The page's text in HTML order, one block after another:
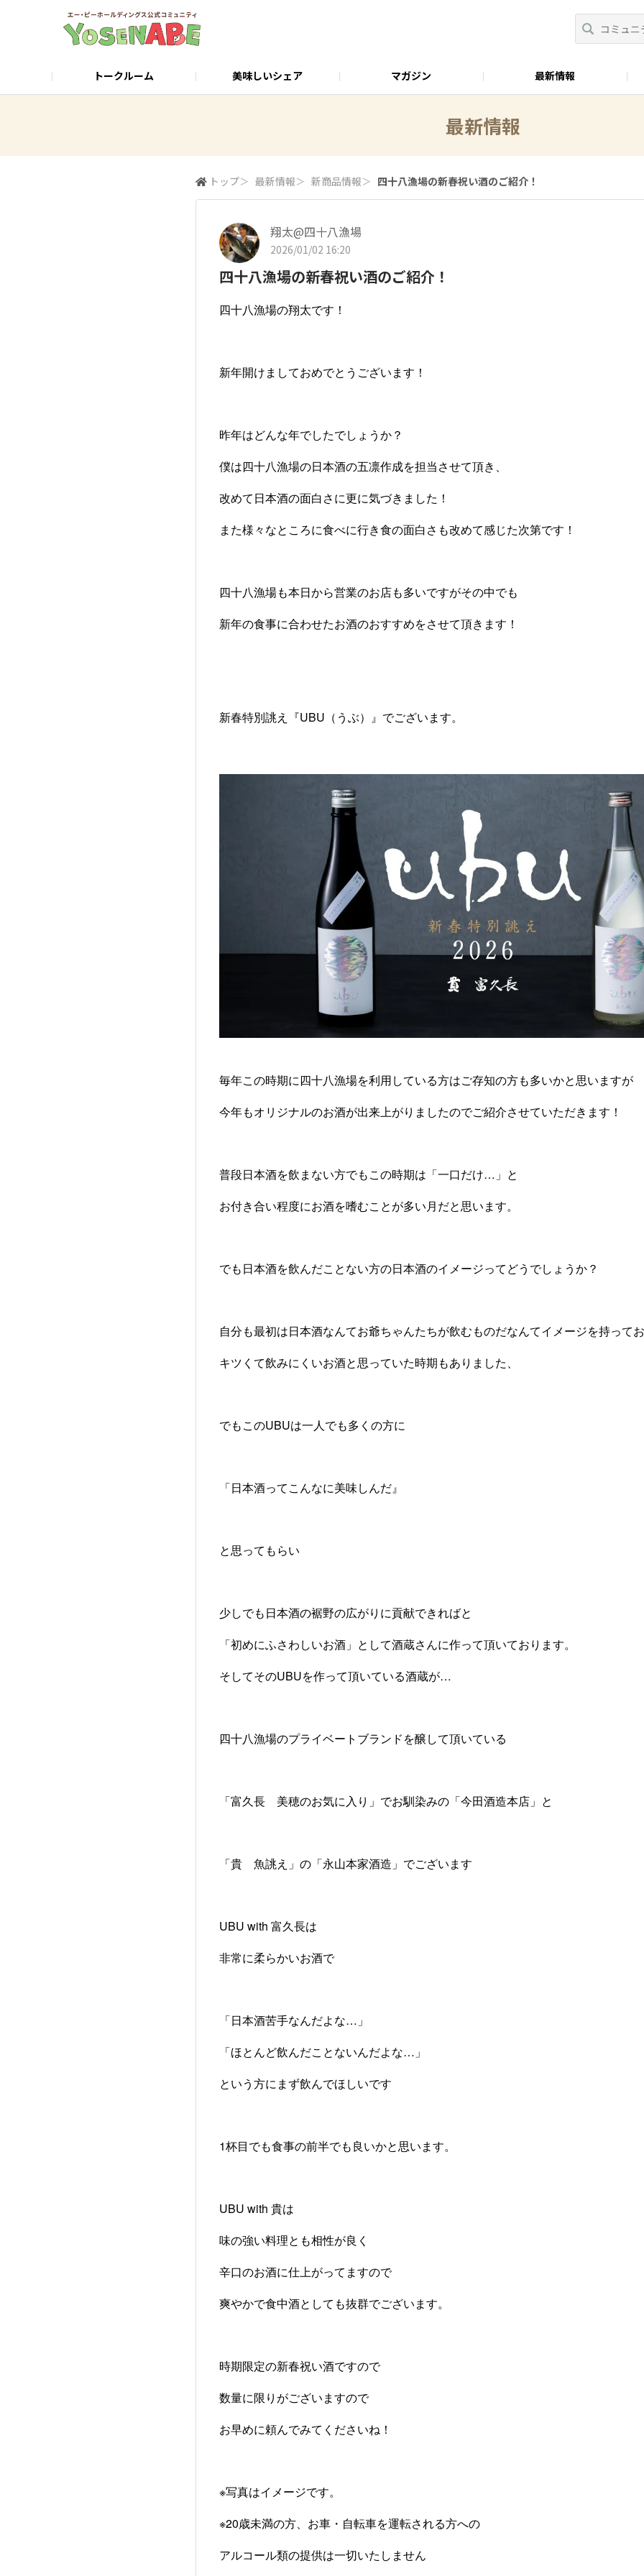
トークルーム 美味しいシェア マガジン 最新情報
最新情報
トップ＞ 最新情報＞ 新商品情報＞ 四十八漁場の新春祝い酒のご紹介！
翔太@四十八漁場
2026/01/02 16:20
四十八漁場の新春祝い酒のご紹介！
四十八漁場の翔太です！
新年開けましておめでとうございます！
昨年はどんな年でしたでしょうか？
僕は四十八漁場の日本酒の五凛作成を担当させて頂き、
改めて日本酒の面白さに更に気づきました！
また様々なところに食べに行き食の面白さも改めて感じた次第です！
四十八漁場も本日から営業のお店も多いですがその中でも
新年の食事に合わせたお酒のおすすめをさせて頂きます！
新春特別誂え『UBU（うぶ）』でございます。
毎年この時期に四十八漁場を利用している方はご存知の方も多いかと思いますが
今年もオリジナルのお酒が出来上がりましたのでご紹介させていただきます！
普段日本酒を飲まない方でもこの時期は「一口だけ…」と
お付き合い程度にお酒を嗜むことが多い月だと思います。
でも日本酒を飲んだことない方の日本酒のイメージってどうでしょうか？
自分も最初は日本酒なんてお爺ちゃんたちが飲むものだなんてイメージを持って
キツくて飲みにくいお酒と思っていた時期もありました、
でもこのUBUは一人でも多くの方に
「日本酒ってこんなに美味しんだ』
と思ってもらい
少しでも日本酒の裾野の広がりに貢献できればと
「初めにふさわしいお酒」として酒蔵さんに作って頂いております。
そしてそのUBUを作って頂いている酒蔵が…
四十八漁場のプライベートブランドを醸して頂いている
「富久長 美穂のお気に入り」でお馴染みの「今田酒造本店」と
「貴 魚誂え」の「永山本家酒造」でございます
UBU with 富久長は
非常に柔らかいお酒で
「日本酒苦手なんだよな…」
「ほとんど飲んだことないんだよな…」
という方にまず飲んでほしいです
1杯目でも食事の前半でも良いかと思います。
UBU with 貴は
味の強い料理とも相性が良く
辛口のお酒に仕上がってますので
爽やかで食中酒としても抜群でございます。
時期限定の新春祝い酒ですので
数量に限りがございますので
お早めに頼んでみてくださいね！
※写真はイメージです。
※20歳未満の方、お車・自転車を運転される方への
アルコール類の提供は一切いたしません